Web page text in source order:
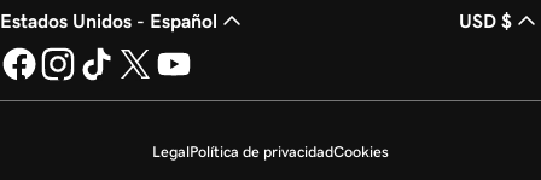
Estados Unidos - Español USD $
LegalPolítica de privacidadCookies